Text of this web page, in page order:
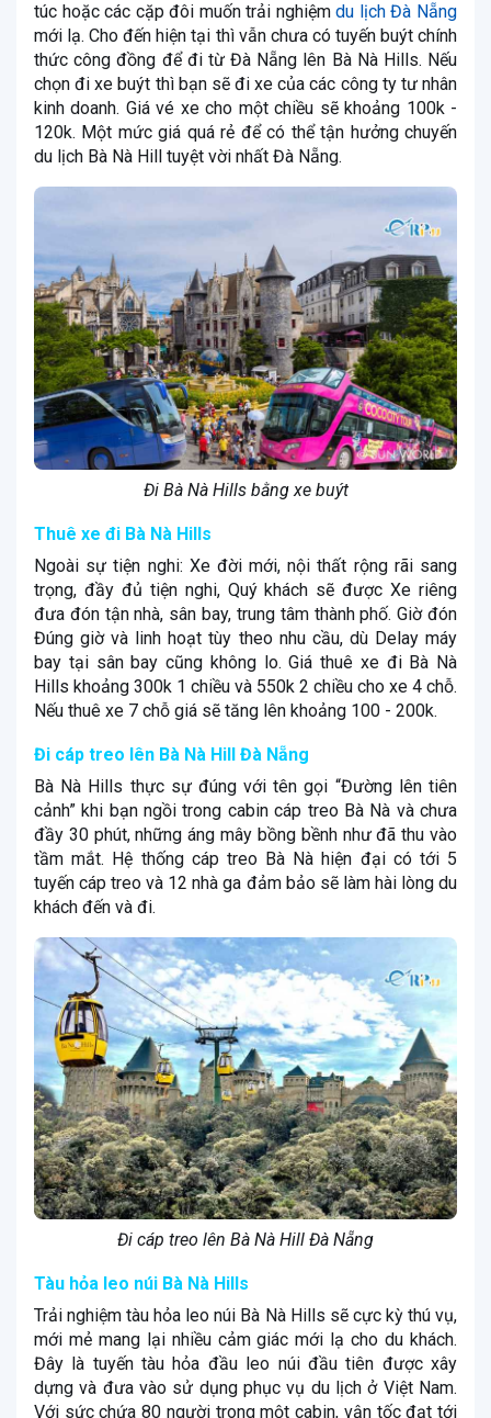
túc hoặc các cặp đôi muốn trải nghiệmdu lịch Đà Nẵng
mới lạ. Cho đến hiện tại thì vẫn chưa có tuyến buýt chính
thức công đồng để đi từ Đà Nẵng lên Bà Nà Hills. Nếu
chọn đi xe buýt thì bạn sẽ đi xe của các công ty tư nhân
kinh doanh. Giá vé xe cho một chiều sẽ khoảng 100k -
120k. Một mức giá quá rẻ để có thể tận hưởng chuyến
du lịch Bà Nà Hill tuyệt vời nhất Đà Nẵng.
Đi Bà Nà Hills bằng xe buýt
Thuê xe đi Bà Nà Hills
Ngoài sự tiện nghi: Xe đời mới, nội thất rộng rãi sang
trọng, đầy đủ tiện nghi, Quý khách sẽ được Xe riêng
đưa đón tận nhà, sân bay, trung tâm thành phố. Giờ đón
Đúng giờ và linh hoạt tùy theo nhu cầu, dù Delay máy
bay tại sân bay cũng không lo. Giá thuê xe đi Bà Nà
Hills khoảng 300k 1 chiều và 550k 2 chiều cho xe 4 chỗ.
Nếu thuê xe 7 chỗ giá sẽ tăng lên khoảng 100 - 200k.
Đi cáp treo lên Bà Nà Hill Đà Nẵng
Bà Nà Hills thực sự đúng với tên gọi “Đường lên tiên
cảnh” khi bạn ngồi trong cabin cáp treo Bà Nà và chưa
đầy 30 phút, những áng mây bồng bềnh như đã thu vào
tầm mắt. Hệ thống cáp treo Bà Nà hiện đại có tới 5
tuyến cáp treo và 12 nhà ga đảm bảo sẽ làm hài lòng du
khách đến và đi.
Đi cáp treo lên Bà Nà Hill Đà Nẵng
Tàu hỏa leo núi Bà Nà Hills
Trải nghiệm tàu hỏa leo núi Bà Nà Hills sẽ cực kỳ thú vụ,
mới mẻ mang lại nhiều cảm giác mới lạ cho du khách.
Đây là tuyến tàu hỏa đầu leo núi đầu tiên được xây
dựng và đưa vào sử dụng phục vụ du lịch ở Việt Nam.
Với sức chứa 80 người trong một cabin, vận tốc đạt tới